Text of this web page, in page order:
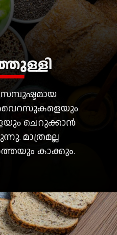
ചെറുക്കാൻ
മാത്രമല്ല